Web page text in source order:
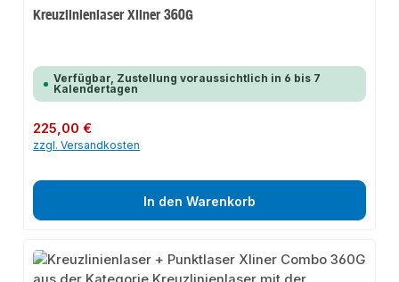
Kreuzlinienlaser Xliner 360G
Verfügbar, Zustellung voraussichtlich in 6 bis 7
Kalendertagen
Regulärer Preis:
225,00 €
zzgl. Versandkosten
In den Warenkorb